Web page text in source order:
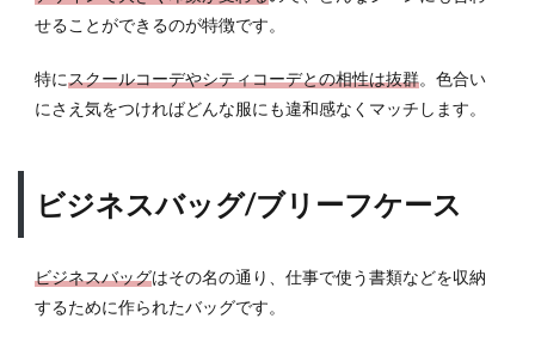
系が
ード
色は
に合
わせ
せることができるのが特徴です。
特にスクールコーデやシティコーデとの相性は抜群。色合い
にさえ気をつければどんな服にも違和感なくマッチします。
ビジネスバッグ/ブリーフケース
ビジネスバッグはその名の通り、仕事で使う書類などを収納
するために作られたバッグです。